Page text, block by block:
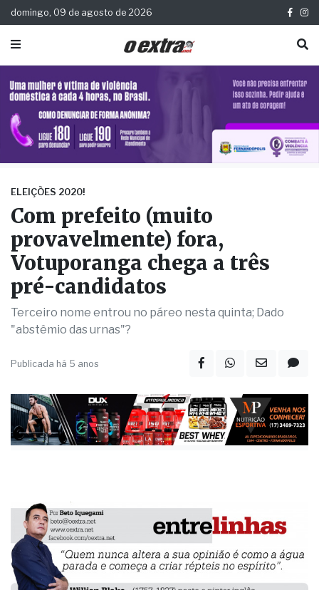
domingo, 09 de agosto de 2026
ELEIÇÕES 2020!
Com prefeito (muito
provavelmente) fora,
Votuporanga chega a três
pré-candidatos
Terceiro nome entrou no páreo nesta quinta; Dado
"abstêmio das urnas"?
Publicada há 5 anos